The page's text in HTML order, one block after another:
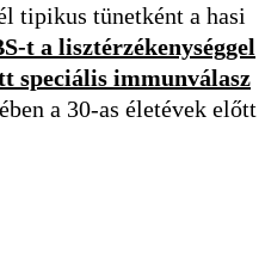
tipikus tünetként a hasi
t a lisztérzékenységgel
speciális immunválasz
a 30-as életévek előtt